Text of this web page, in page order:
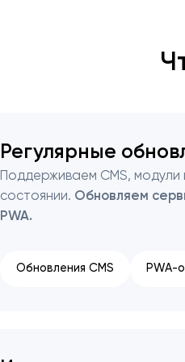
Регулярные
Поддерживаем CMS, модули
состоянии. Обновляем
PWA.
Обновления CMS PWA-